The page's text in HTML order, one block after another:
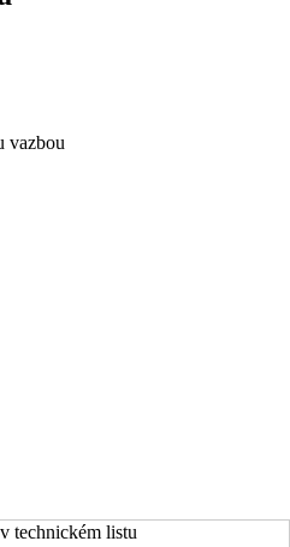
vazbou
technickém listu